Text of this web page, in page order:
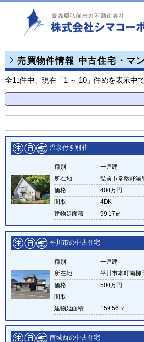
売買物件情報 中古住宅・マ
全11件中、現在「1 ～ 10」件めを表示中
物件種別ごと
価格順
築年月の新しい順
情報更新順
温泉付き別荘
種別
一戸建
所在地
弘前市常盤野湯
価格
400万円
間取
4DK
建物延面積
99.17㎡
平川市の中古住宅
種別
一戸建
所在地
平川市本町南柳
価格
500万円
間取
建物延面積
159.56㎡
南城西の中古住宅